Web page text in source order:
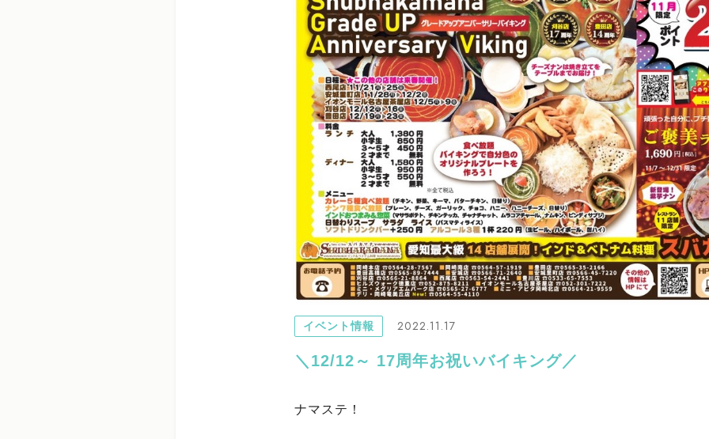
イベント情報 2022.11.17
＼12/12～ 17周年お祝いバイキング／
ナマステ！